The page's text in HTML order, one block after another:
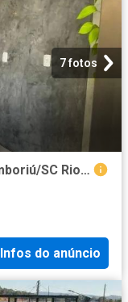
7 fotos
Casa / Sobrado para Venda em Camboriú/SC Rio Pequeno 3 Quartos
Infos do anúncio